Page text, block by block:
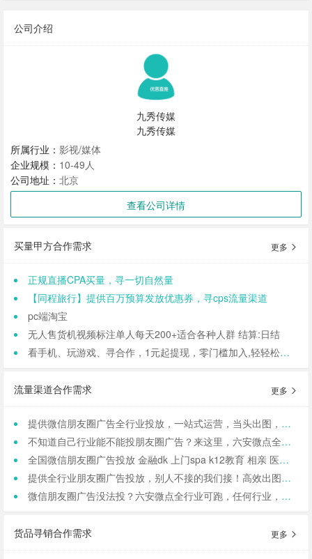
公司介绍
九秀传媒
九秀传媒
所属行业： 影视/媒体
企业规模： 10-49人
公司地址： 北京
查看公司详情
买量甲方合作需求 更多
正规直播CPA买量，寻一切自然量
【同程旅行】提供百万预算发放优惠券，寻cps流量渠道
pc端淘宝
无人售货机视频标注单人每天200+适合各种人群 结算:日结
看手机、玩游戏、寻合作，1元起提现，零门槛加入,轻轻松松日结,寻找合作小伙伴（CPA/CPL）
流量渠道合作需求 更多
提供微信朋友圈广告全行业投放，一站式运营，当头出图，包过审！
不知道自己行业能不能投朋友圈广告？来这里，六安微点全行业可投！包资质！
全国微信朋友圈广告投放 金融dk 上门spa k12教育 相亲 医院医美 国学等禁投行业包资质 过审 无需保证金
提供全行业朋友圈广告投放，别人不接的我们接！高效出图、专业运营！
微信朋友圈广告没法投？六安微点全行业可跑，任何行业，当天出图，包过审！
货品寻销合作需求 更多